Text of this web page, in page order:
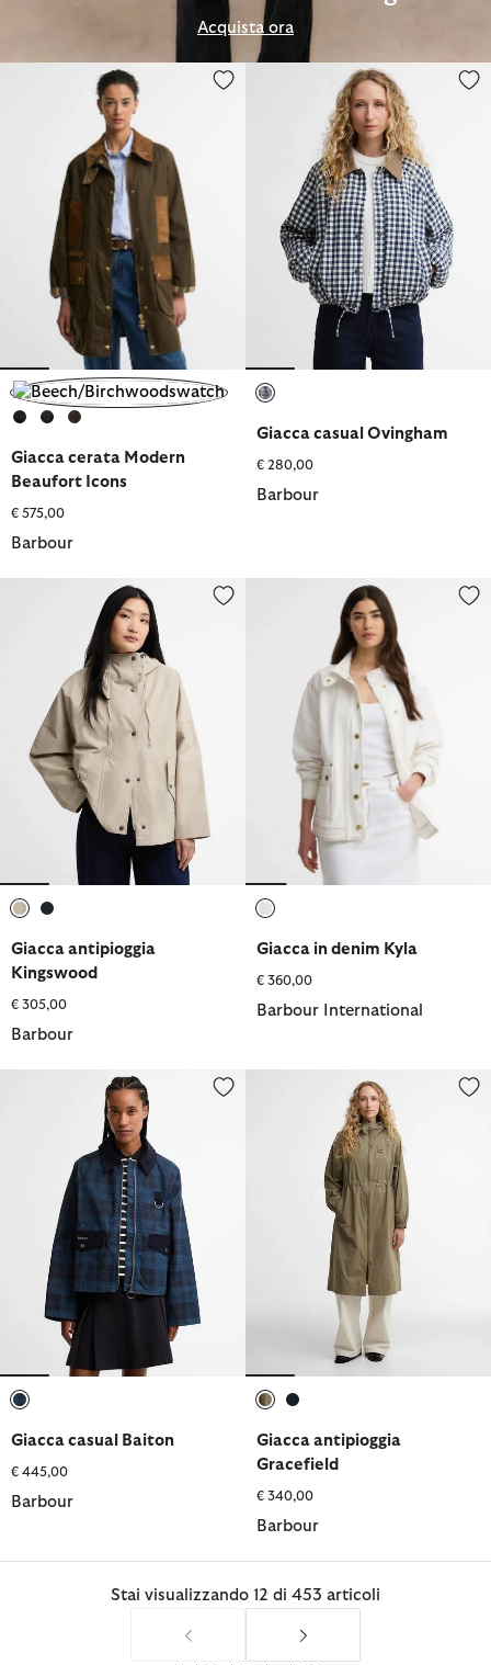
Acquista ora
Giacca cerata Modern Beaufort Icons
Giacca cerata Modern
Beaufort Icons
€ 575,00
Barbour
Giacca casual Ovingham
Giacca casual Ovingham
€ 280,00
Barbour
Giacca antipioggia Kingswood
Giacca antipioggia
Kingswood
€ 305,00
Barbour
Giacca in denim Kyla
Giacca in denim Kyla
€ 360,00
Barbour International
Giacca casual Baiton
Giacca casual Baiton
€ 445,00
Barbour
Giacca antipioggia Gracefield
Giacca antipioggia
Gracefield
€ 340,00
Barbour
Stai visualizzando 12 di 453 articoli